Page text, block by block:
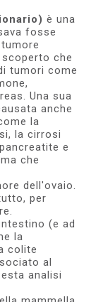
è una
fosse
che
tumori come
Una sua
anche
la
la cirro­si
e
che
dell'ovaio.
per
(e ad
la
colite
al
analisi